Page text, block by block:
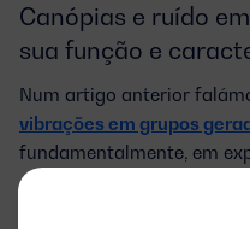
Canópias e ruído
sua função e
Num artigo anterior
vibrações em grupos
fundamentalmente, em
dos elementos